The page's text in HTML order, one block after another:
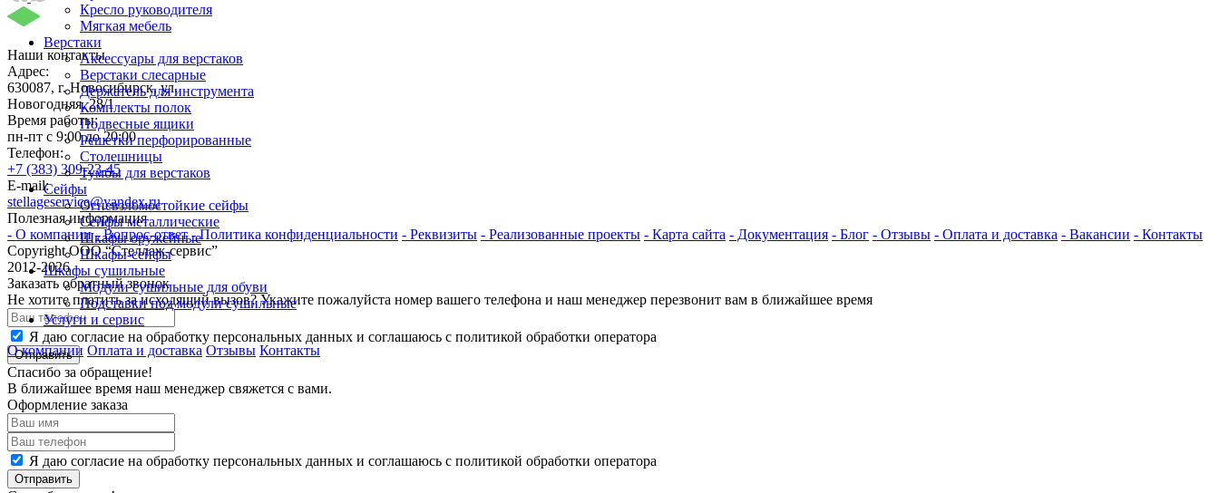
Кресло руководителя
Мягкая мебель
Верстаки
Аксессуары для верстаков
Верстаки слесарные
Держатель для инструмента
Комплекты полок
Подвесные ящики
Решетки перфорированные
Столешницы
Тумбы для верстаков
Сейфы
Огневзломостойкие сейфы
Сейфы металлические
Шкафы оружейные
Шкафы-сейфы
Шкафы сушильные
Модули сушильные для обуви
Подставки под модули сушильные
Услуги и сервис
О компании Оплата и доставка Отзывы Контакты
Наши контакты
Адрес:
630087, г. Новосибирск, ул.
Новогодняя, 28/1
Время работы:
пн-пт с 9:00 до 20:00
Телефон:
+7 (383) 309-23-45
E-mail:
stellageservice@yandex.ru
Полезная информация
- О компании - Вопрос-ответ - Политика конфиденциальности - Реквизиты - Реализованные проекты - Карта сайта - Документация - Блог - Отзывы - Оплата и доставка - Вакансии - Контакты
Copyright ООО “Стeллаж-сервис”
2012-2026
Заказать обратный звонок
Не хотите платить за исходящий вызов? Укажите пожалуйста номер вашего телефона и наш менеджер перезвонит вам в ближайшее время
Я даю согласие на обработку персональных данных и соглашаюсь с политикой обработки оператора
Отправить
Спасибо за обращение!
В ближайшее время наш менеджер свяжется с вами.
Оформление заказа
Я даю согласие на обработку персональных данных и соглашаюсь с политикой обработки оператора
Отправить